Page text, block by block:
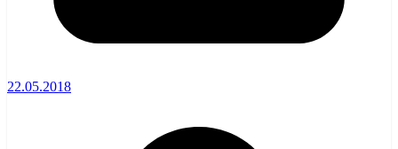
22.05.2018